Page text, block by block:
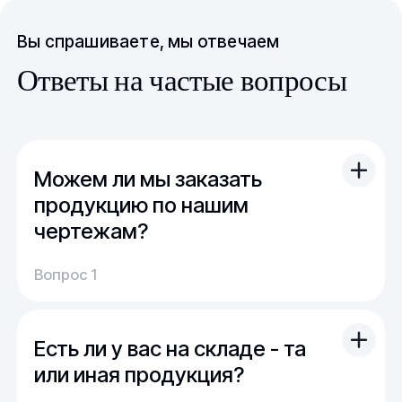
Вы спрашиваете, мы отвечаем
Ответы на частые вопросы
Можем ли мы заказать
продукцию по нашим
чертежам?
Вы можете отправить свой чертеж/проект
(в т.ч. примерный) с техническим заданием.
Мы можем изготовить для вас как мелкую
продукцию (метизы, точеные отводы,
детали), так и большие изделия
Вопрос 1
Есть ли у вас на складе - та
или иная продукция?